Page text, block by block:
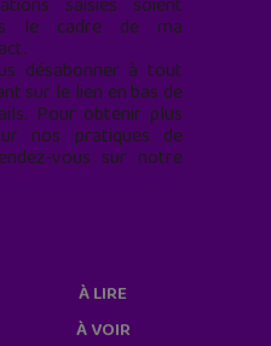
le cadre de ma
désabonner à tout
sur le lien en bas de
Pour obtenir plus
nos pratiques de
vous sur notre
À LIRE
À VOIR